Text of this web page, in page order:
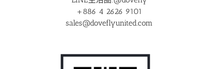
+886 4 2626 9101
sales@doveflyunited.com